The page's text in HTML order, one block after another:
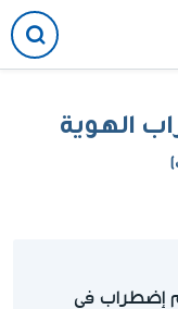
الهوية
إضطراب في